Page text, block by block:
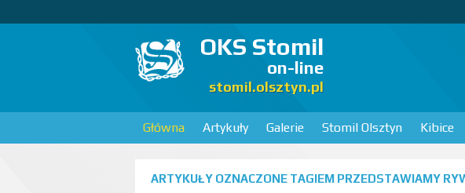
OKS Stomil
on-line
stomil.olsztyn.pl
Główna Artykuły Galerie Stomil Olsztyn Kibice
ARTYKUŁY OZNACZONE TAGIEM PRZEDSTAWIAMY